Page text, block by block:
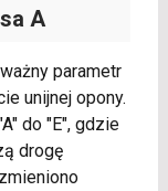
A
parametr
unijnej opony.
do "E", gdzie
drogę